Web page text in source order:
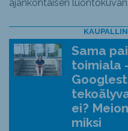
ajankohtaisen
Sama
toimiala
ei?
miksi